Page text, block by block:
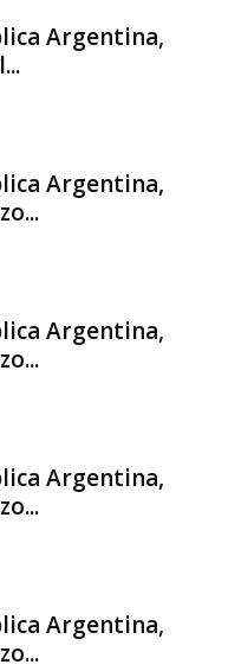
Argentina,
Argentina,
Argentina,
Argentina,
Argentina,